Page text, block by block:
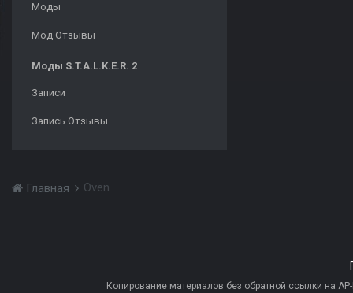
Моды
Мод Отзывы
Моды S.T.A.L.K.E.R. 2
Записи
Запись Отзывы
Главная Oven
Копирование материалов без обратной ссылки на